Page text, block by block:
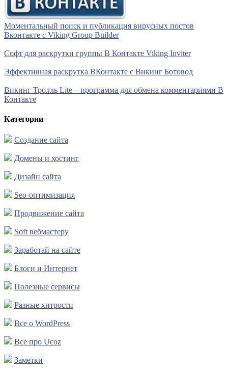
Моментальный поиск и публикация вирусных постов
Вконтакте с Viking Group Builder
Софт для раскрутки группы В Контакте Viking Inviter
Эффективная раскрутка ВКонтакте с Викинг Ботовод
Викинг Тролль Lite – программа для обмена комментариями В
Контакте
Категории
Создание сайта
Домены и хостинг
Дизайн сайта
Seo-оптимизация
Продвижение сайта
Soft вебмастеру
Заработай на сайте
Блоги и Интернет
Полезные сервисы
Разные хитрости
Все о WordPress
Все про Ucoz
Заметки